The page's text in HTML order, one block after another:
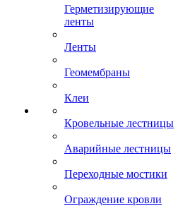
Герметизирующие
ленты
Ленты
Геомембраны
Клеи
Кровельные лестницы
Аварийные лестницы
Переходные мостики
Ограждение кровли